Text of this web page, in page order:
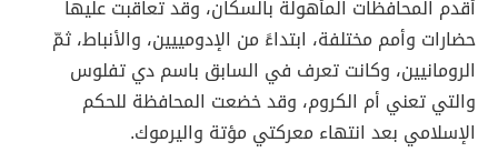
أقدم المحافظات المأهولة بالسكان، وقد تعاقبت عليها
حضارات وأمم مختلفة، ابتداءً من الإدومييين، والأنباط، ثمّ
الرومانيين، وكانت تعرف في السابق باسم دي تفلوس
والتي تعني أم الكروم، وقد خضعت المحافظة للحكم
الإسلامي بعد انتهاء معركتي مؤتة واليرموك.